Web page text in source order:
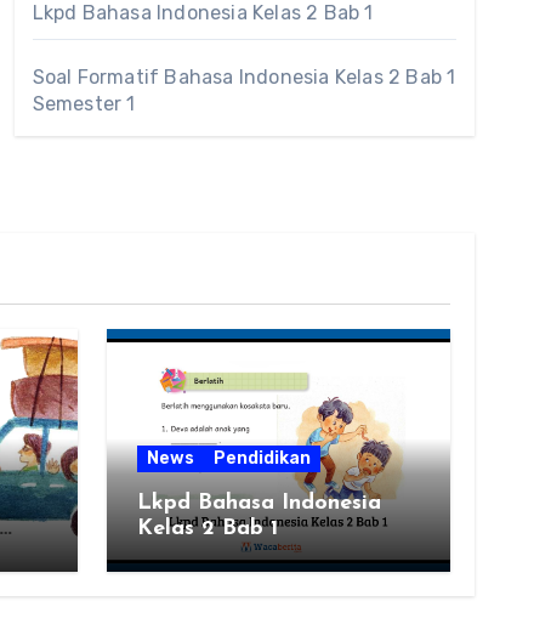
Lkpd Bahasa Indonesia Kelas 2 Bab 1
Soal Formatif Bahasa Indonesia Kelas 2 Bab 1
Semester 1
News Pendidikan
Lkpd Bahasa Indonesia
Kelas 2 Bab 1